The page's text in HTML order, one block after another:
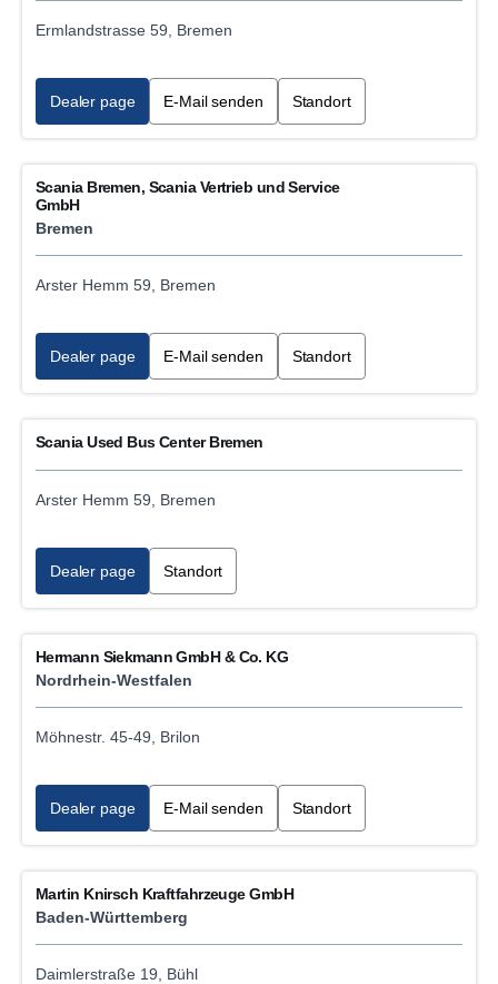
Ermlandstrasse 59, Bremen
Dealer page E-Mail senden Standort
Scania Bremen, Scania Vertrieb und Service
GmbH
Bremen
Arster Hemm 59, Bremen
Dealer page E-Mail senden Standort
Scania Used Bus Center Bremen
Arster Hemm 59, Bremen
Dealer page Standort
Hermann Siekmann GmbH & Co. KG
Nordrhein-Westfalen
Möhnestr. 45-49, Brilon
Dealer page E-Mail senden Standort
Martin Knirsch Kraftfahrzeuge GmbH
Baden-Württemberg
Daimlerstraße 19, Bühl